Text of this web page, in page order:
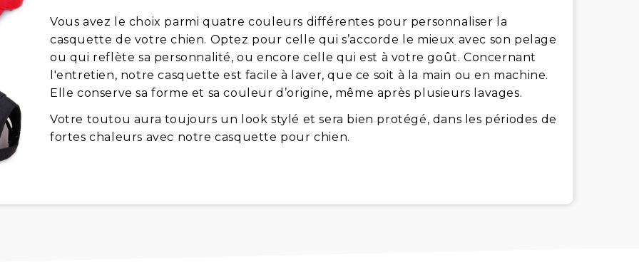
Vous avez le choix parmi quatre couleurs différentes pour personnaliser la
casquette de votre chien. Optez pour celle qui s’accorde le mieux avec son pelage
ou qui reflète sa personnalité, ou encore celle qui est à votre goût. Concernant
l'entretien, notre casquette est facile à laver, que ce soit à la main ou en machine.
Elle conserve sa forme et sa couleur d’origine, même après plusieurs lavages.
Votre toutou aura toujours un look stylé et sera bien protégé, dans les périodes de
fortes chaleurs avec notre casquette pour chien.